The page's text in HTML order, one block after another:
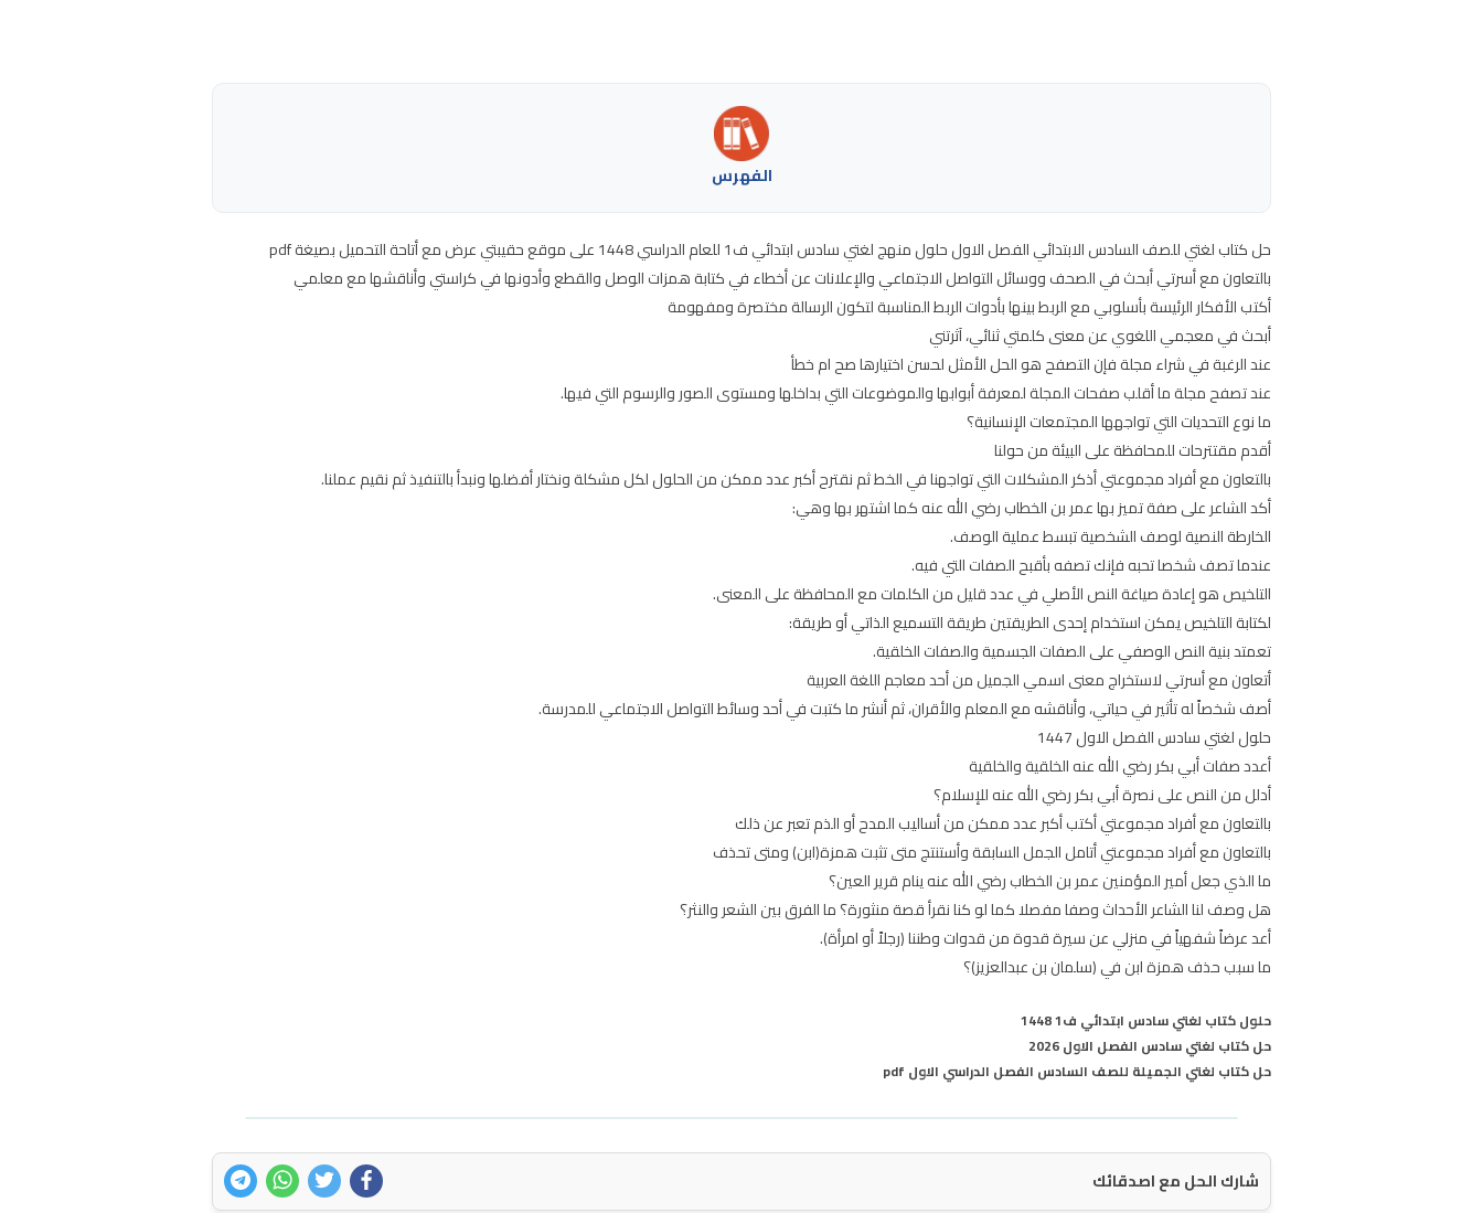
الفهرس
حل كتاب لغتي للصف السادس الابتدائي الفصل الاول حلول منهج لغتي سادس ابتدائي ف1 للعام الدراسي 1448 على موقع حقيبتي عرض مع أتاحة التحميل بصيغة pdf
بالتعاون مع أسرتي أبحث في الصحف ووسائل التواصل الاجتماعي والإعلانات عن أخطاء في كتابة همزات الوصل والقطع وأدونها في كراستي وأناقشها مع معلمي
أكتب الأفكار الرئيسة بأسلوبي مع الربط بينها بأدوات الربط المناسبة لتكون الرسالة مختصرة ومفهومة
أبحث في معجمي اللغوي عن معنى كلمتي ثنائي، آثرتني
عند الرغبة في شراء مجلة فإن التصفح هو الحل الأمثل لحسن اختيارها صح ام خطأ
عند تصفح مجلة ما أقلب صفحات المجلة لمعرفة أبوابها والموضوعات التي بداخلها ومستوى الصور والرسوم التي فيها.
ما نوع التحديات التي تواجهها المجتمعات الإنسانية؟
أقدم مقتترحات للمحافظة على البيئة من حولنا
بالتعاون مع أفراد مجموعتي أذكر المشكلات التي تواجهنا في الخط ثم نقترح أكبر عدد ممكن من الحلول لكل مشكلة ونختار أفضلها ونبدأ بالتنفيذ ثم نقيم عملنا.
أكد الشاعر على صفة تميز بها عمر بن الخطاب رضي الله عنه كما اشتهر بها وهي:
الخارطة النصية لوصف الشخصية تبسط عملية الوصف.
عندما تصف شخصا تحبه فإنك تصفه بأقبح الصفات التي فيه.
التلخيص هو إعادة صياغة النص الأصلي في عدد قليل من الكلمات مع المحافظة على المعنى.
لكتابة التلخيص يمكن استخدام إحدى الطريقتين طريقة التسميع الذاتي أو طريقة:
تعمتد بنية النص الوصفي على الصفات الجسمية والصفات الخلقية.
أتعاون مع أسرتي لاستخراج معنى اسمي الجميل من أحد معاجم اللغة العربية
أصف شخصاً له تأثير في حياتي، وأناقشه مع المعلم والأقران، ثم أنشر ما كتبت في أحد وسائط التواصل الاجتماعي للمدرسة.
حلول لغتي سادس الفصل الاول 1447
أعدد صفات أبي بكر رضي الله عنه الخلقية والخلقية
أدلل من النص على نصرة أبي بكر رضي الله عنه للإسلام؟
بالتعاون مع أفراد مجموعتي أكتب أكبر عدد ممكن من أساليب المدح أو الذم تعبر عن ذلك
بالتعاون مع أفراد مجموعتي أتامل الجمل السابقة وأستنتج متى تثبت همزة(ابن) ومتى تحذف
ما الذي جعل أمير المؤمنين عمر بن الخطاب رضي الله عنه ينام قرير العين؟
هل وصف لنا الشاعر الأحداث وصفا مفصلا كما لو كنا نقرأ قصة منثورة؟ ما الفرق بين الشعر والنثر؟
أعد عرضاً شفهياً في منزلي عن سيرة قدوة من قدوات وطننا (رجلاً أو امرأة).
ما سبب حذف همزة ابن في (سلمان بن عبدالعزيز)؟
حلول كتاب لغتي سادس ابتدائي ف1 1448
حل كتاب لغتي سادس الفصل الاول 2026
حل كتاب لغتي الجميلة للصف السادس الفصل الدراسي الاول pdf
شارك الحل مع اصدقائك